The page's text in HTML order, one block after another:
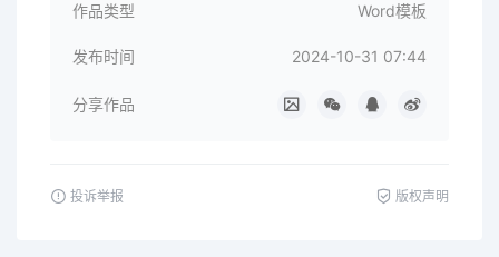
作品类型 Word模板
发布时间 2024-10-31 07:44
分享作品
投诉举报 版权声明